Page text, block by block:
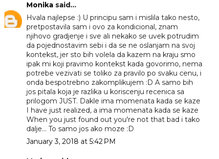
Monikasaid...
Hvala najlepse :) U principu sam i mislila tako nesto,
pretpostavila sam i ovo za kondicional, znam
njihovo gradjenje i sve ali nekako se uvek potrudim
da pojednostavim sebi i da se ne oslanjam na svoj
kontekst, jer sto bih volela da kazem na kraju smo
ipak mi koji pravimo kontekst kada govorimo, nema
potrebe vezivati se toliko za pravilo po svaku cenu, i
onda bespotrebno zakomplikujem :D A samo bih
jos pitala koja je razlika u koriscenju recenica sa
prilogom JUST. Dakle ima momenata kada se kaze
I have just realized, a ima momenata kada se kaze
When you just found out you're not that bad i tako
dalje... To samo jos ako moze :D
January 3, 2018 at 5:42 PM